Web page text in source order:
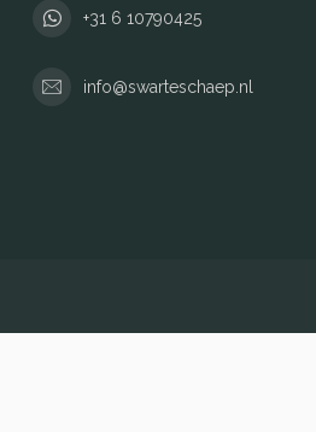
+31 6 10790425
info@swarteschaep.nl